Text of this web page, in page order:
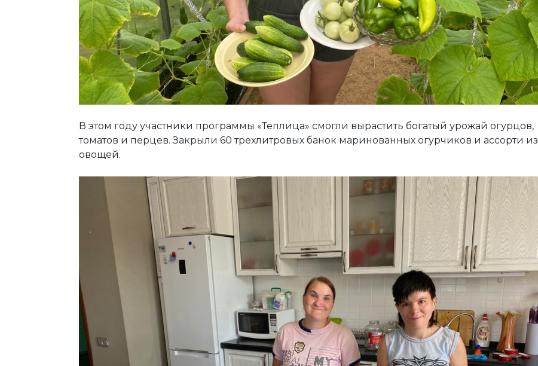
В этом году участники программы «Теплица» смогли вырастить богатый урожай огурцов,
томатов и перцев. Закрыли 60 трехлитровых банок маринованных огурчиков и ассорти из
овощей.